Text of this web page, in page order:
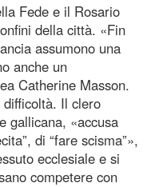
Fede e il Rosario
della città. «Fin
assumono una
anche un
Catherine Masson.
Il clero
gallicana, «accusa
di “fare scisma”»,
ecclesiale e si
competere con